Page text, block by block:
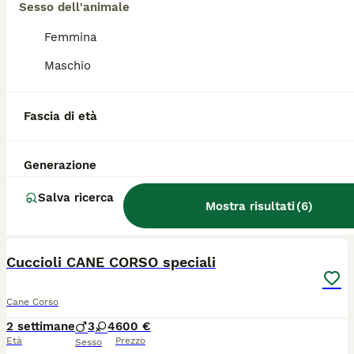
Sesso dell'animale
Femmina
Maschio
Fascia di età
Generazione
Salva ricerca
Mostra risultati(6)
Cuccioli di cane corso
4 settimane 2
Terni
15 1
Cuccioli CANE CORSO speciali
Cane Corso
2 settimane
Età
3 4
Sesso
600 €
Prezzo